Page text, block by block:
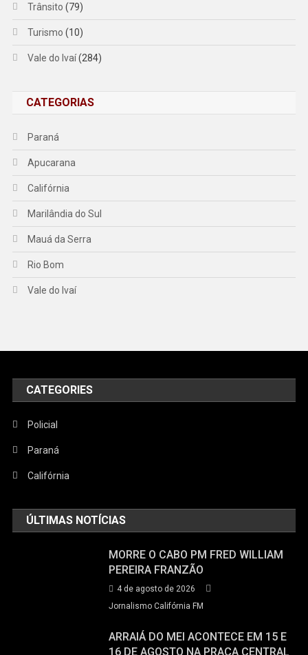
Trânsito (79)
Turismo (10)
Vale do Ivaí(284)
CATEGORIAS
Paraná
Apucarana
Califórnia
Marilândia do Sul
Mauá da Serra
Rio Bom
Vale do Ivaí
CATEGORIES
Policial
Paraná
Califórnia
ÚLTIMAS NOTÍCIAS
MORRE O CABO PM FRED WILLIAM
PEREIRA FRANZÃO
4 de agosto de 2026
Jornalismo Califórnia FM
ARRAIÁ DO MEI ACONTECE EM 15 E
16 DE AGOSTO NA PRAÇA CENTRAL